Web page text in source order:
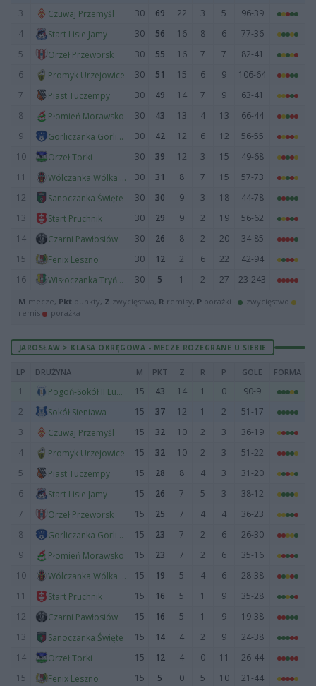
3
Czuwaj Przemyśl 30 69 22 3 5
96-39
4
Start Lisie Jamy 30 56 16 8 6
77-36
5
Orzeł Przeworsk 30 55 16 7 7
82-41
6
Promyk Urzejowice 30 51 15 6 9
106-64
7
Piast Tuczempy 30 49 14 7 9
63-41
8
Płomień Morawsko 30 43 13 4 13
66-44
9
Gorliczanka Gorliczyna 30 42 12 6 12
56-55
10
Orzeł Torki 30 39 12 3 15
49-68
11
Wólczanka Wólka Pełkińska 30 31 8 7 15
57-73
12
Sanoczanka Święte 30 30 9 3 18
44-78
13
Start Pruchnik 30 29 9 2 19
56-62
14
Czarni Pawłosiów 30 26 8 2 20
34-85
15
Fenix Leszno 30 12 2 6 22
42-94
16
Wisłoczanka Tryńcza 30 5 1 2 27 23-243
M mecze, Pkt punkty, Z zwycięstwa, R remisy, P porażki ·
zwycięstwo
remis
porażka
JAROSŁAW > KLASA OKRĘGOWA - MECZE ROZEGRANE U SIEBIE
LP DRUŻYNA M PKT Z R P GOLE FORMA
1 Pogoń-Sokół II Lubaczów 15 43 14 1 0
90-9
2
Sokół Sieniawa 15 37 12 1 2
51-17
3
Czuwaj Przemyśl 15 32 10 2 3
36-19
4
Promyk Urzejowice 15 32 10 2 3
51-22
5
Piast Tuczempy 15 28 8 4 3
31-20
6
Start Lisie Jamy 15 26 7 5 3
38-12
7
Orzeł Przeworsk 15 25 7 4 4
36-23
8
Gorliczanka Gorliczyna 15 23 7 2 6
26-30
9
Płomień Morawsko 15 23 7 2 6
35-16
10
Wólczanka Wólka Pełkińska 15 19 5 4 6
28-38
11
Start Pruchnik 15 16 5 1 9
35-28
12
Czarni Pawłosiów 15 16 5 1 9
19-38
13
Sanoczanka Święte 15 14 4 2 9
24-38
14
Orzeł Torki 15 12 4 0 11
26-44
15
Fenix Leszno 15 5 0 5 10 21-44